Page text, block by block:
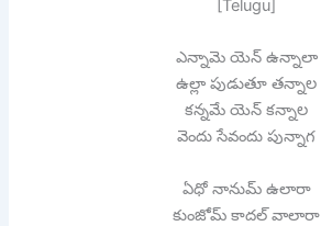
[Telugu]
ఎన్నామె యెన్ ఉన్నాలా
ఉల్లా పుడుతూ తన్నాల
కన్నమే యెన్ కన్నాల
వెందు సేవందు పున్నాగ
ఏధో నానుమ్ ఉలారా
కుంజోమ్ కాదల్ వాలారా